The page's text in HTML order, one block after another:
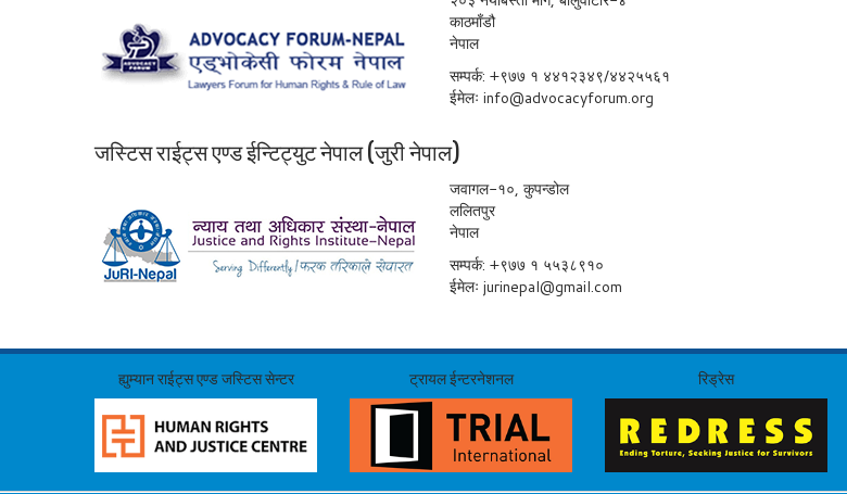
काठमाँडौ
नेपाल
सम्पर्क: +९७७ १ ४४१२३४९/४४२५५६१
ईमेलःinfo@advocacyforum.org
जस्टिस राईट्स एण्ड ईन्टिट्युट नेपाल (जुरी नेपाल)
जवागल-१०, कुपन्डोल
ललितपुर
नेपाल
सम्पर्क: +९७७ १ ५५३८९१०
ईमेलःjurinepal@gmail.com
ह्युम्यान राईट्स एण्ड जस्टिस सेन्टर ट्रायल ईन्टरनेशनल रिड्रेस